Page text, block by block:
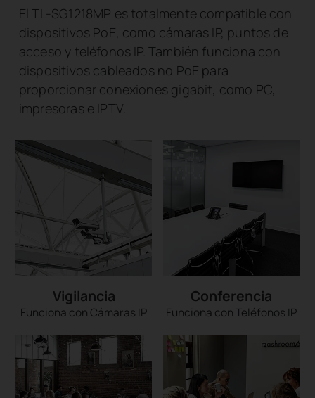
El TL-SG1218MP es totalmente compatible con
dispositivos PoE, como cámaras IP, puntos de
acceso y teléfonos IP. También funciona con
dispositivos cableados no PoE para
proporcionar conexiones gigabit, como PC,
impresoras e IPTV.
Vigilancia
Funciona con Cámaras IP
Conferencia
Funciona con Teléfonos IP